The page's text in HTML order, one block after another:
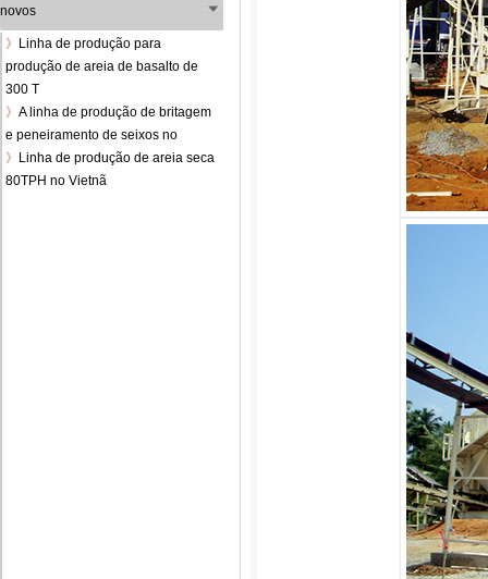
novos
》
Linha de produção para
produção de areia de basalto de
300 T
》 A linha de produção de britagem
e peneiramento de seixos no
》
Linha de produção de areia seca
80TPH no Vietnã